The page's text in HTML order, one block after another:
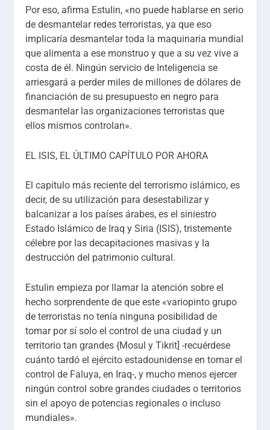
Por eso, afirma Estulin, «no puede hablarse en serio
de desmantelar redes terroristas, ya que eso
implicaría desmantelar toda la maquinaria mundial
que alimenta a ese monstruo y que a su vez vive a
costa de él. Ningún servicio de Inteligencia se
arriesgará a perder miles de millones de dólares de
financiación de su presupuesto en negro para
desmantelar las organizaciones terroristas que
ellos mismos controlan».
EL ISIS, EL ÚLTIMO CAPÍTULO POR AHORA
El capítulo más reciente del terrorismo islámico, es
decir, de su utilización para desestabilizar y
balcanizar a los países árabes, es el siniestro
Estado Islámico de Iraq y Siria (ISIS), tristemente
célebre por las decapitaciones masivas y la
destrucción del patrimonio cultural.
Estulin empieza por llamar la atención sobre el
hecho sorprendente de que este «variopinto grupo
de terroristas no tenía ninguna posibilidad de
tomar por sí solo el control de una ciudad y un
territorio tan grandes {Mosul y Tikrit] -recuérdese
cuánto tardó el ejército estadounidense en tomar el
control de Faluya, en Iraq-, y mucho menos ejercer
ningún control sobre grandes ciudades o territorios
sin el apoyo de potencias regionales o incluso
mundiales».